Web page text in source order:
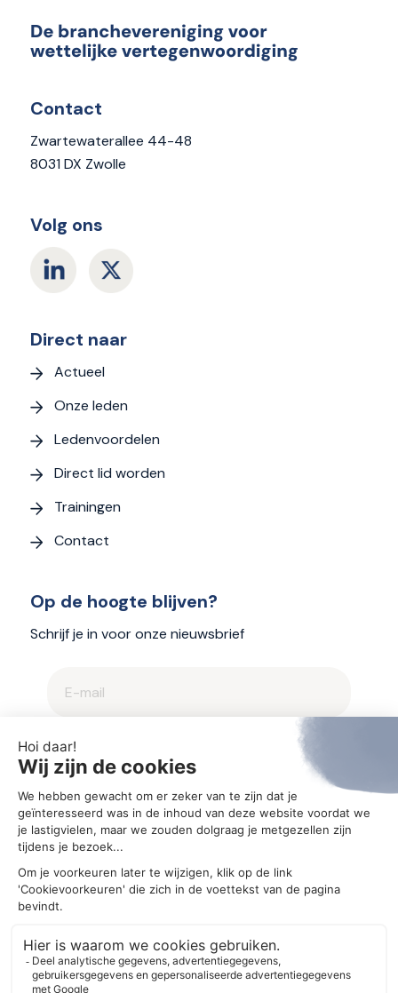
Contact
Zwartewaterallee 44-48
8031 DX Zwolle
Volg ons
Direct naar
Actueel
Onze leden
Ledenvoordelen
Direct lid worden
Trainingen
Contact
Op de hoogte blijven?
Schrijf je in voor onze nieuwsbrief
2025 © Aegis
Privacybeleid en cookieverklaring
Cookie-instellingen